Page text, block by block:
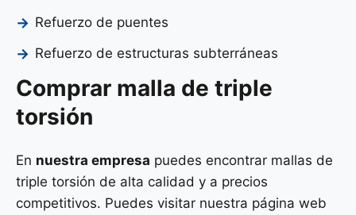
Refuerzo de puentes
Refuerzo de estructuras subterráneas
Comprar malla de triple
torsión
En nuestra empresa puedes encontrar mallas de
triple torsión de alta calidad y a precios
competitivos. Puedes visitar nuestra página web